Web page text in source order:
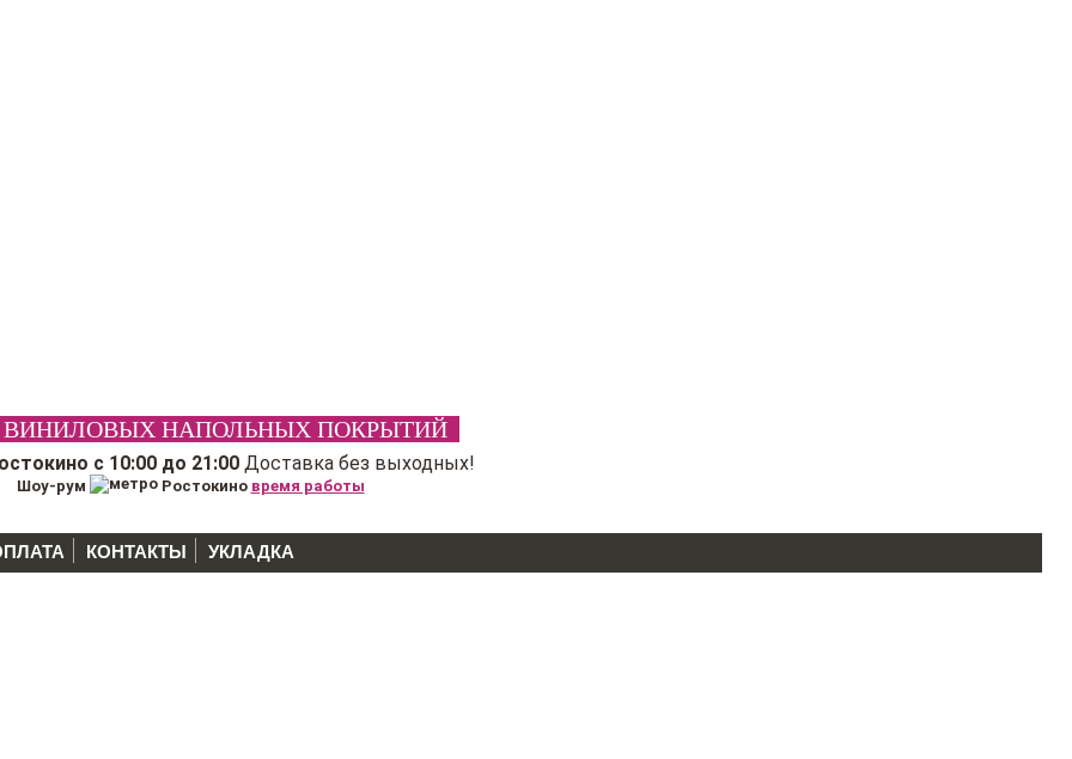
НАПОЛЬНЫХ ПОКРЫТИЙ
с 10:00 до 21:00 Доставка без выходных!
Шоу-рум Ростокино время работы
КОНТАКТЫ УКЛАДКА